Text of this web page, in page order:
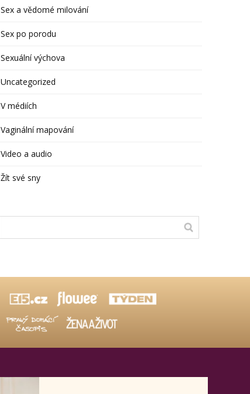
Sex a vědomé milování
Sex po porodu
Sexuální výchova
Uncategorized
V médiích
Vaginální mapování
Video a audio
Žít své sny